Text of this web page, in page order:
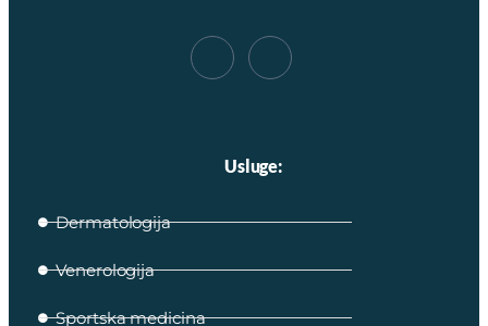
Usluge:
Dermatologija
Venerologija
Sportska medicina